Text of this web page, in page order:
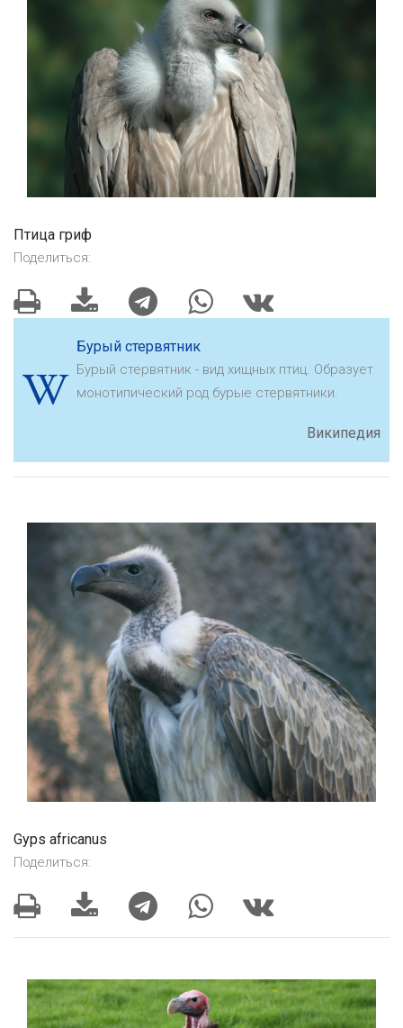
Птица гриф
Поделиться:
Бурый стервятник
Бурый стервятник - вид хищных птиц. Образует
монотипический род бурые стервятники.
Википедия
Gyps africanus
Поделиться: